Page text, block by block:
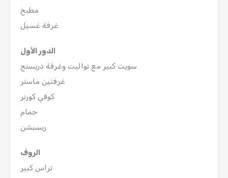
مطبخ
غرفة غسيل
الدور الأول
سويت كبير مع تواليت وغرفة دريسنج
غرفتين ماستر
كوفي كورنر
حمام
ريسبشن
الروف
تراس كبير